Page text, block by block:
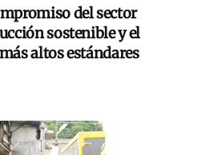
del sector
sostenible y el
altos estándares